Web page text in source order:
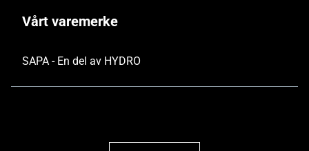
Vårt varemerke
SAPA - En del av HYDRO